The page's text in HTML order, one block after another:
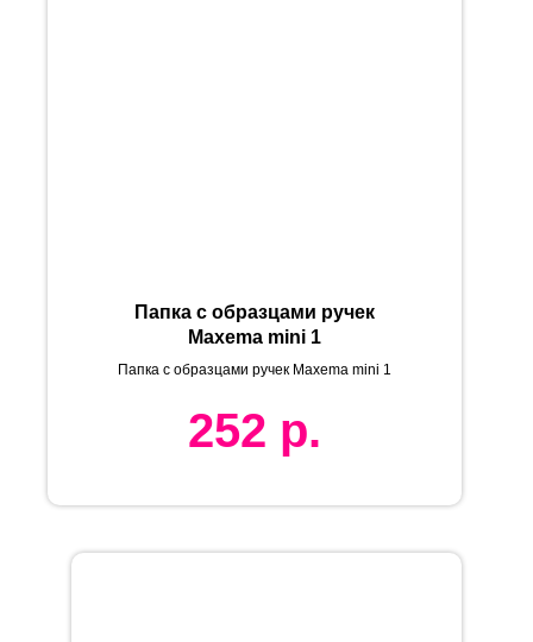
Папка c образцами ручек
Maxema mini 1
Папка c образцами ручек Maxema mini 1
252 р.